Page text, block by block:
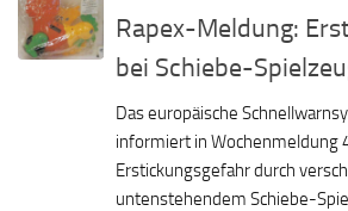
Rapex-Meldung:
bei Schiebe-
Das europäische
informiert in Wochenmeldung
Erstickungsgefahr durch
untenstehendem Schiebe-